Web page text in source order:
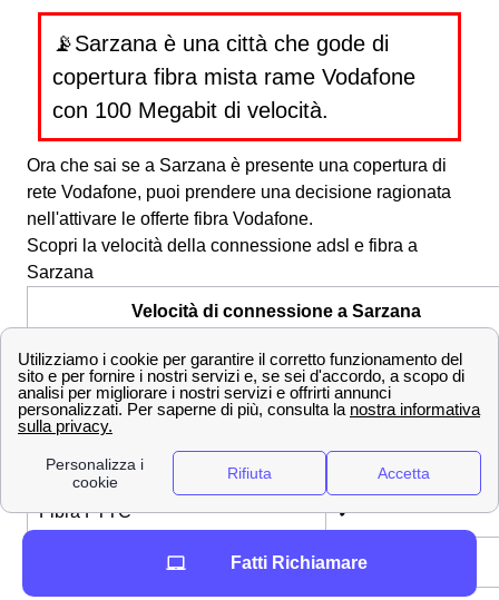
📡Sarzana è una città che gode di
copertura fibra mista rame Vodafone
con 100 Megabit di velocità.
Ora che sai se a Sarzana è presente una copertura di
rete Vodafone, puoi prendere una decisione ragionata
nell'attivare le offerte fibra Vodafone.
Scopri la velocità della connessione adsl e fibra a
Sarzana
Velocità di connessione a Sarzana
Velocità di download a Sarzana 8 Mbps - Accettabile
Velocità sopra i 100 MB ✔
Velocità sopra i 1000 MB
Fibra FTTC ✔
✔
Fatti Richiamare